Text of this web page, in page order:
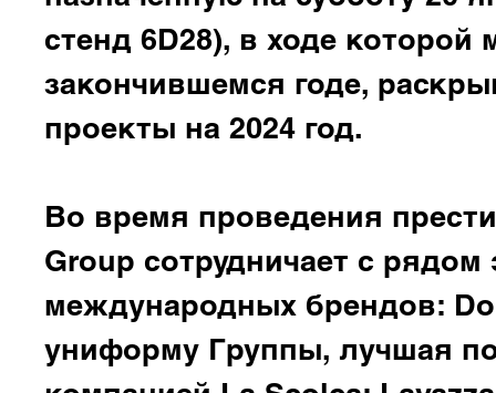
стенд 6D28), в ходе
закончившемся годе,
проекты на 2024 год.
Во время проведения
Group сотрудничает с
международных брендов:
униформу Группы, лучшая